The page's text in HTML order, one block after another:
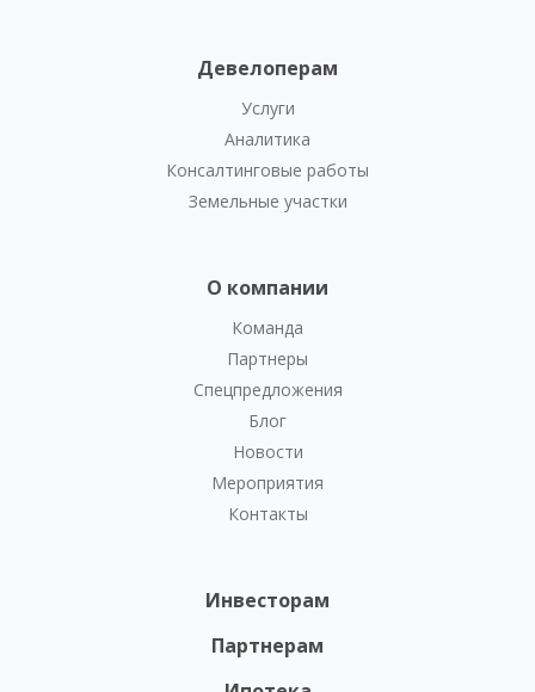
Девелоперам
Услуги
Аналитика
Консалтинговые работы
Земельные участки
О компании
Команда
Партнеры
Спецпредложения
Блог
Новости
Мероприятия
Контакты
Инвесторам
Партнерам